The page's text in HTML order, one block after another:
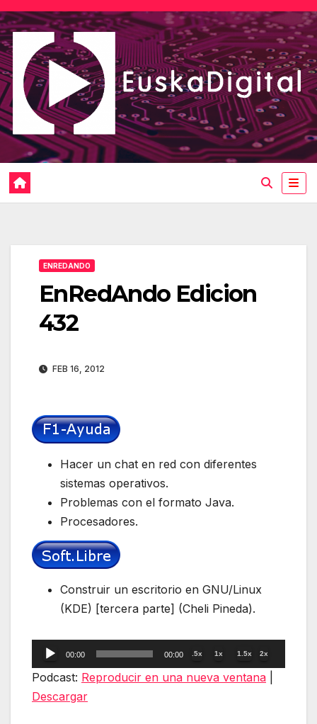
Saltar
al
contenido
ENREDANDO
EnRedAndo Edicion
432
FEB 16, 2012
Hacer un chat en red con diferentes
sistemas operativos.
Problemas con el formato Java.
Procesadores.
Construir un escritorio en GNU/Linux
(KDE) [tercera parte] (Cheli Pineda).
Reproductor
de
00:00 00:00 .5x 1x 1.5x 2x
Podcast: Reproducir en una nueva ventana
Descargar